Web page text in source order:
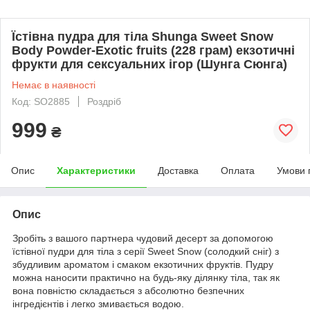
Їстівна пудра для тіла Shunga Sweet Snow
Body Powder-Exotic fruits (228 грам) екзотичні
фрукти для сексуальних ігор (Шунга Сюнга)
Немає в наявності
Код: SO2885
Роздріб
999 ₴
Опис Характеристики Доставка Оплата Умови
Опис
Зробіть з вашого партнера чудовий десерт за допомогою
їстівної пудри для тіла з серії Sweet Snow (солодкий сніг) з
збудливим ароматом і смаком екзотичних фруктів. Пудру
можна наносити практично на будь-яку ділянку тіла, так як
вона повністю складається з абсолютно безпечних
інгредієнтів і легко змивається водою.